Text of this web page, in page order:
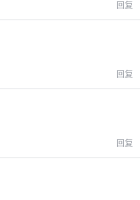
回复
回复
回复